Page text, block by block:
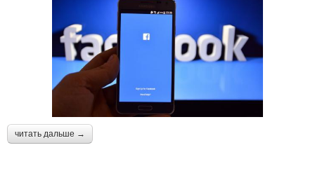
читать дальше →